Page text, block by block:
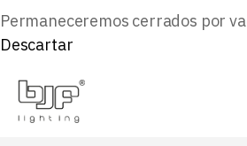
Permaneceremos cerrados por
Descartar